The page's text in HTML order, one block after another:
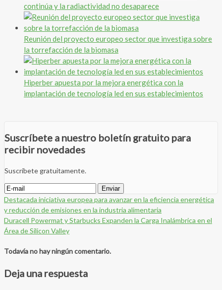
continúa y la radiactividad no desaparece
Reunión del proyecto europeo sector que investiga sobre
la torrefacción de la biomasa
Hiperber apuesta por la mejora energética con la
implantación de tecnología led en sus establecimientos
Suscríbete a nuestro boletín gratuito para
recibir novedades
Suscríbete gratuitamente.
Destacada iniciativa europea para avanzar en la eficiencia energética
y reducción de emisiones en la industria alimentaria
Duracell Powermat y Starbucks Expanden la Carga Inalámbrica en el
Área de Silicon Valley
Todavía no hay ningún comentario.
Deja una respuesta